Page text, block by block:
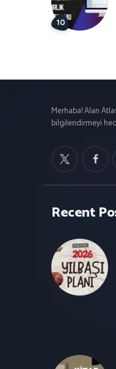
Merhaba! Alan
bilgilendirmeyi
Recent